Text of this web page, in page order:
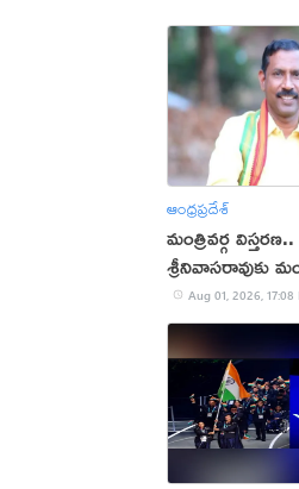
ఆంధ్రప్రదేశ్
మంత్రివర్గ
శ్రీనివాసరావుకు
Aug 01, 2026, 17:08